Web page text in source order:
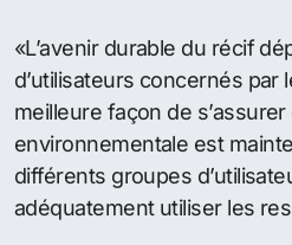
«L’avenir durable du récif
d’utilisateurs concernés par
meilleure façon de s’assurer
environnementale est
différents groupes
adéquatement utiliser les